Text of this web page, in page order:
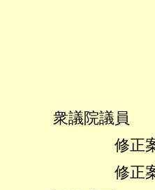
魚住
弘友
山下
又市
衆議院議員
修正案提
修正案提